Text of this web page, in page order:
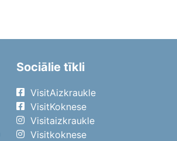
Sociālie tīkli
VisitAizkraukle
VisitKoknese
Visitaizkraukle
Visitkoknese